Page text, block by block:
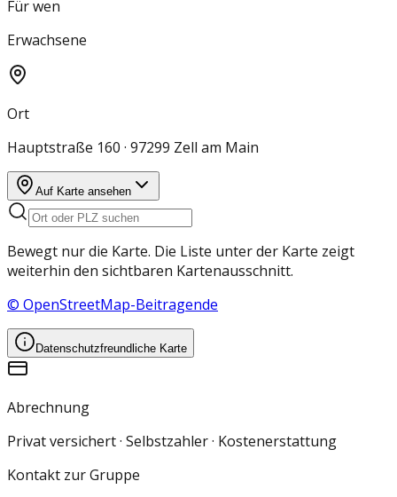
Für wen
Erwachsene
Ort
Hauptstraße 160 · 97299 Zell am Main
Auf Karte ansehen
Bewegt nur die Karte. Die Liste unter der Karte zeigt
weiterhin den sichtbaren Kartenausschnitt.
© OpenStreetMap-Beitragende
Datenschutzfreundliche Karte
Abrechnung
Privat versichert · Selbstzahler · Kostenerstattung
Kontakt zur Gruppe